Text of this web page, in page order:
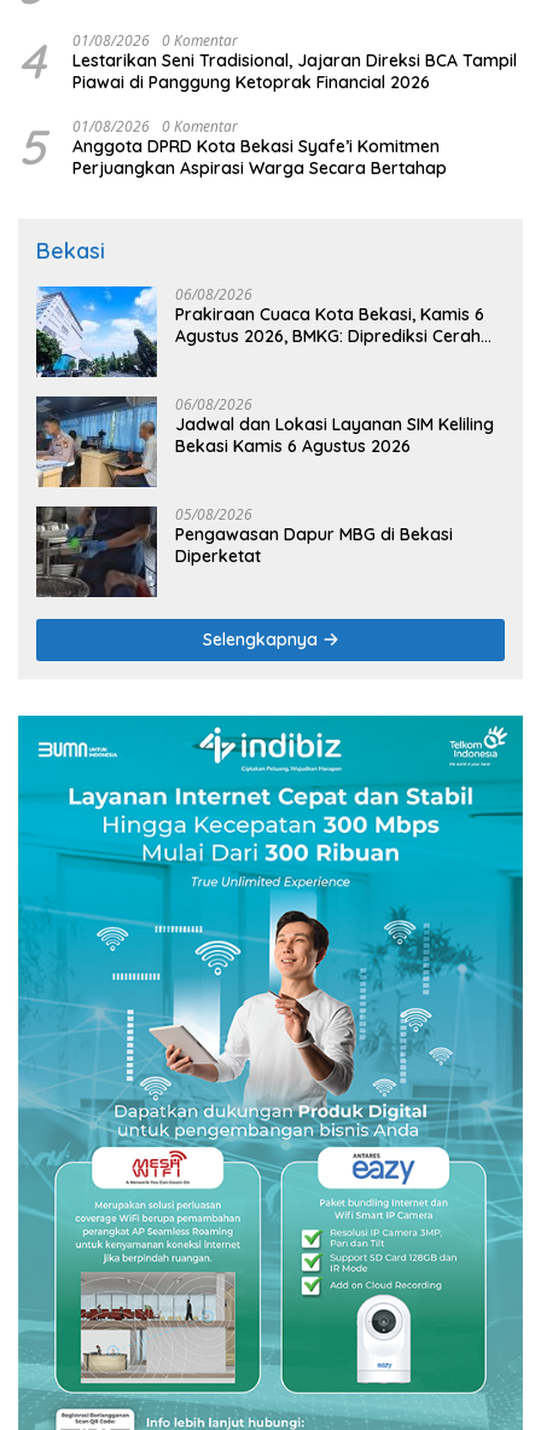
4
01/08/2026 0 Komentar
Lestarikan Seni Tradisional, Jajaran Direksi BCA Tampil
Piawai di Panggung Ketoprak Financial 2026
5 01/08/2026 0 Komentar
Anggota DPRD Kota Bekasi Syafe’i Komitmen
Perjuangkan Aspirasi Warga Secara Bertahap
Bekasi
06/08/2026
Prakiraan Cuaca Kota Bekasi, Kamis 6
Agustus 2026, BMKG: Diprediksi Cerah
06/08/2026
Jadwal dan Lokasi Layanan SIM Keliling
Bekasi Kamis 6 Agustus 2026
05/08/2026
Pengawasan Dapur MBG di Bekasi
Diperketat
Selengkapnya